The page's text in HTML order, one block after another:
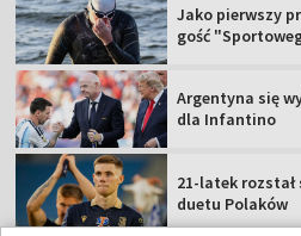
Jako pierwszy
gość
Argentyna się
dla Infantino
21-latek rozstał
duetu Polaków